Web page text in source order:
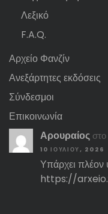
Λεξικό
F.A.Q.
Αρχείο Φανζίν
Ανεξάρτητες εκδόσεις
Σύνδεσμοι
Επικοινωνία
Αρουραίος στο
10 ΙΟΥΛΊΟΥ, 2026
Υπάρχει πλέον
https://